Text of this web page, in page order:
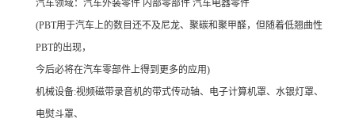
汽车领域：汽车外装零件 内部零部件 汽车电器零件
(PBT用于汽车上的数目还不及尼龙、聚碳和聚甲醛，但随着低翘曲性
PBT的出现，
今后必将在汽车零部件上得到更多的应用)
机械设备:视频磁带录音机的带式传动轴、电子计算机罩、水银灯罩、
电熨斗罩、